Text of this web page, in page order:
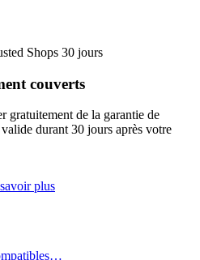
couverts
gratuitement de la garantie de
durant 30 jours après votre
plus